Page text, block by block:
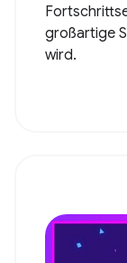
großartige
wird.